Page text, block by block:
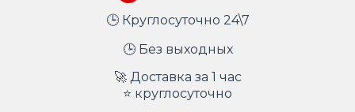
🕒 Круглосуточно 24\7
🕒 Без выходных
🚀 Доставка за 1 час
⭐ круглосуточно